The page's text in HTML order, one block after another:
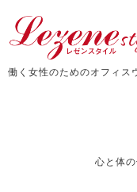
働く女性のためのオフィス
心と体